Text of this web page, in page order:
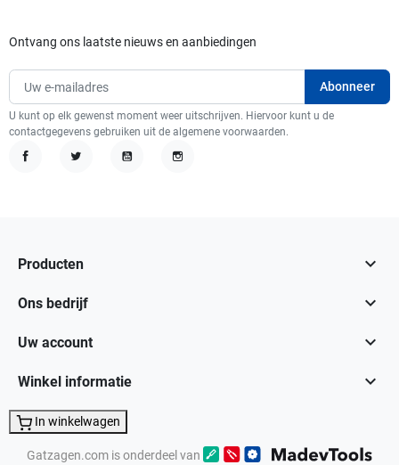
Ontvang ons laatste nieuws en aanbiedingen
U kunt op elk gewenst moment weer uitschrijven. Hiervoor kunt u de
contactgegevens gebruiken uit de algemene voorwaarden.
Producten 
Ons bedrijf 
Uw account 
Winkel informatie 
In winkelwagen
Gatzagen.com is onderdeel van